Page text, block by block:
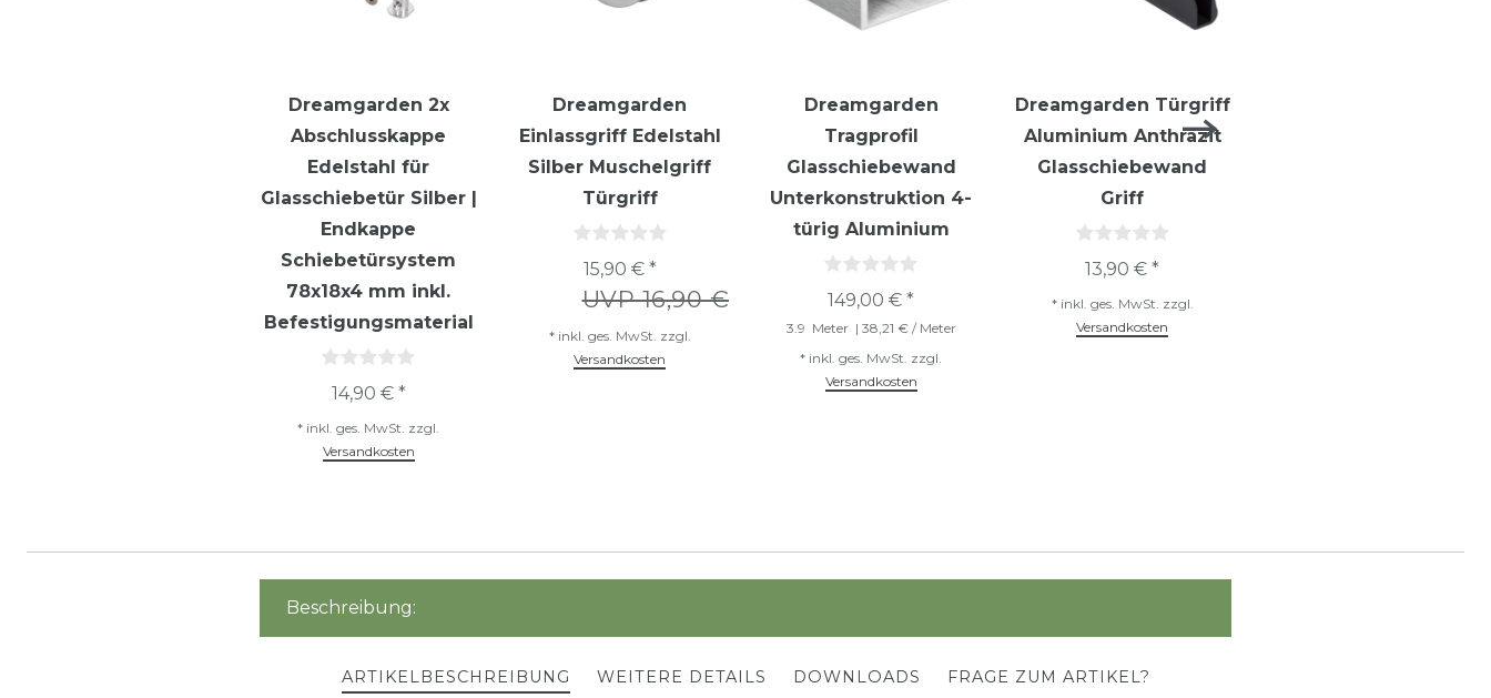
Dreamgarden 2x
Abschlusskappe
Edelstahl für
Glasschiebetür Silber |
Endkappe
Schiebetürsystem
78x18x4 mm inkl.
Befestigungsmaterial
14,90 € *
* inkl. ges. MwSt. zzgl.
Versandkosten
Dreamgarden
Einlassgriff Edelstahl
Silber Muschelgriff
Türgriff
UVP 16,90 €
15,90 € *
* inkl. ges. MwSt. zzgl.
Versandkosten
Dreamgarden
Tragprofil
Glasschiebewand
Unterkonstruktion 4-
türig Aluminium
149,00 € *
3.9 Meter | 38,21 € / Meter
* inkl. ges. MwSt. zzgl.
Versandkosten
Dreamgarden Türgriff
Aluminium Anthrazit
Glasschiebewand
Griff
13,90 € *
* inkl. ges. MwSt. zzgl.
Versandkosten
Beschreibung:
ARTIKELBESCHREIBUNG WEITERE DETAILS DOWNLOADS FRAGE ZUM ARTIKEL?